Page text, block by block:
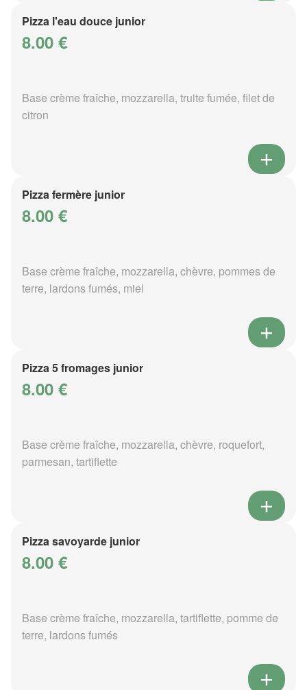
Pizza l'eau douce junior
8.00 €
Base crème fraîche, mozzarella, truite fumée, filet de
citron
Pizza fermère junior
8.00 €
Base crème fraîche, mozzarella, chèvre, pommes de
terre, lardons fumés, miel
Pizza 5 fromages junior
8.00 €
Base crème fraîche, mozzarella, chèvre, roquefort,
parmesan, tartiflette
Pizza savoyarde junior
8.00 €
Base crème fraîche, mozzarella, tartiflette, pomme de
terre, lardons fumés